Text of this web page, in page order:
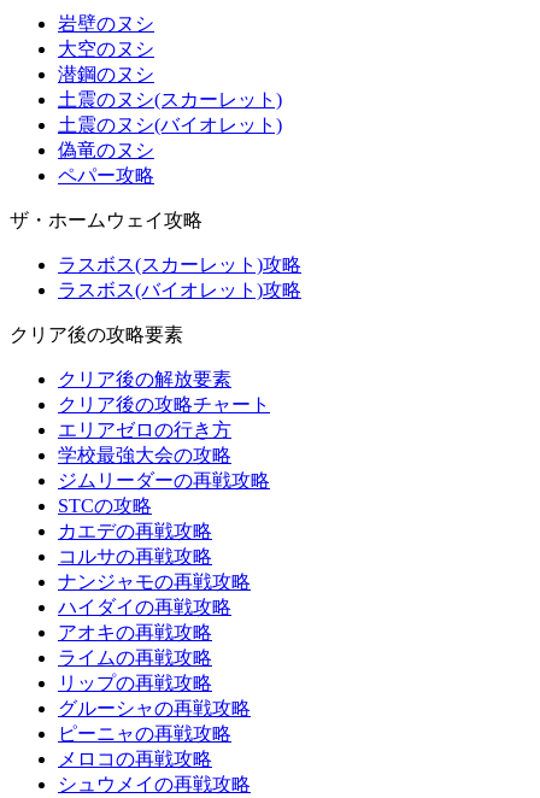
岩壁のヌシ
大空のヌシ
潜鋼のヌシ
土震のヌシ(スカーレット)
土震のヌシ(バイオレット)
偽竜のヌシ
ペパー攻略
ザ・ホームウェイ攻略
ラスボス(スカーレット)攻略
ラスボス(バイオレット)攻略
クリア後の攻略要素
クリア後の解放要素
クリア後の攻略チャート
エリアゼロの行き方
学校最強大会の攻略
ジムリーダーの再戦攻略
STCの攻略
カエデの再戦攻略
コルサの再戦攻略
ナンジャモの再戦攻略
ハイダイの再戦攻略
アオキの再戦攻略
ライムの再戦攻略
リップの再戦攻略
グルーシャの再戦攻略
ピーニャの再戦攻略
メロコの再戦攻略
シュウメイの再戦攻略